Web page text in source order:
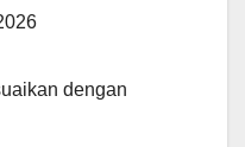
dengan